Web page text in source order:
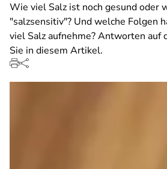
Wie viel Salz ist noch gesund oder
"salzsensitiv"? Und welche Folgen
viel Salz aufnehme? Antworten auf
Sie in diesem Artikel.